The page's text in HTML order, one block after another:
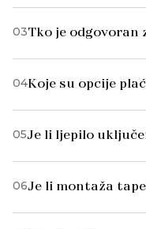
03Tko je odgovoran
04Koje su opcije
05Je li ljepilo
06Je li montaža